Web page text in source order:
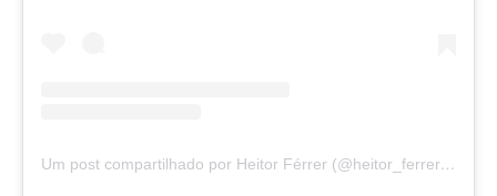
Um post compartilhado por Heitor Férrer (@heitor_ferrer77)